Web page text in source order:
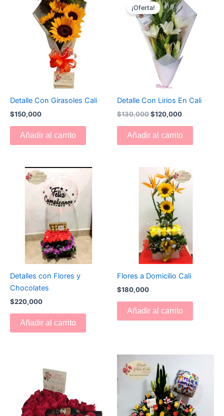
Detalle Con Girasoles Cali
$150,000
Añadir al carrito
¡Oferta!
Detalle Con Lirios En Cali
$130,000
precio
original
era:
$130,000.
$120,000
precio
actual
es:
$120,000.
Añadir al carrito
Detalles con Flores y
Chocolates
$220,000
Añadir al carrito
Flores a Domicilio Cali
$180,000
Añadir al carrito